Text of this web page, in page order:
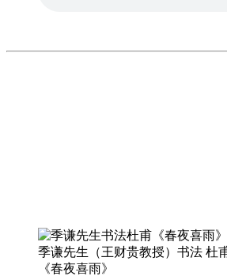
季谦先生（王财贵教授）书法 杜
《春夜喜雨》